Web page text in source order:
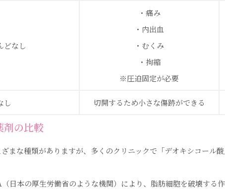
どなし
・痛み
・内出血
・むくみ
・拘縮
※圧迫固定が必要
し 切開するため小さな傷跡ができる
剤の比較
まな種類がありますが、多くのクリニックで「デオキシコール
日本の厚生労働省のような機関）により、脂肪細胞を破壊する